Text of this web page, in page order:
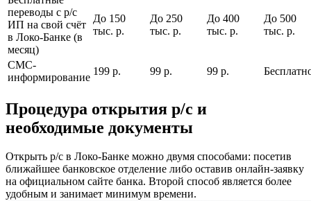
переводы с р/с
ИП на свой счёт
в Локо-Банке (в
месяц)
До 150
тыс. р.
До 250
тыс. р.
До 400
тыс. р.
До 500
тыс. р.
СМС-
информирование
199 р. 99 р. 99 р.
Процедура открытия р/с и
необходимые документы
Открыть р/с в Локо-Банке можно двумя способами: посетив
ближайшее банковское отделение либо оставив онлайн-заявку
на официальном сайте банка. Второй способ является более
удобным и занимает минимум времени.